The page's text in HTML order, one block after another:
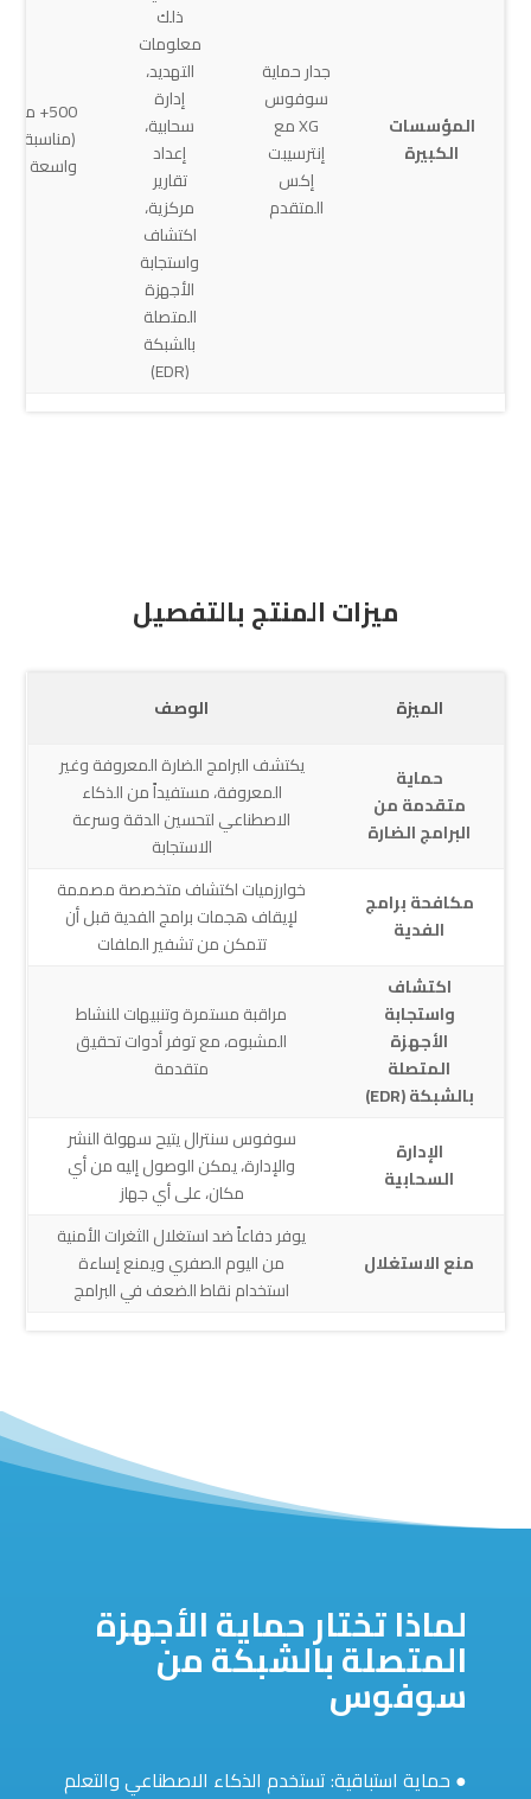
المؤسسات
الكبيرة
جدار حماية
سوفوس
XG مع
إنترسيبت
إكس
المتقدم
ذلك
معلومات
التهديد،
إدارة
سحابية،
إعداد
تقارير
مركزية،
اكتشاف
واستجابة
الأجهزة
المتصلة
بالشبكة
(EDR)
500+
(مناسبة
واسعة
ميزات المنتج بالتفصيل
الميزة الوصف
حماية
متقدمة من
البرامج الضارة
يكتشف البرامج الضارة المعروفة وغير
المعروفة، مستفيداً من الذكاء
الاصطناعي لتحسين الدقة وسرعة
الاستجابة
مكافحة برامج
الفدية
خوارزميات اكتشاف متخصصة مصممة
لإيقاف هجمات برامج الفدية قبل أن
تتمكن من تشفير الملفات
اكتشاف
واستجابة
الأجهزة
المتصلة
بالشبكة (EDR)
مراقبة مستمرة وتنبيهات للنشاط
المشبوه، مع توفر أدوات تحقيق
متقدمة
الإدارة
السحابية
سوفوس سنترال يتيح سهولة النشر
والإدارة، يمكن الوصول إليه من أي
مكان، على أي جهاز
منع الاستغلال
يوفر دفاعاً ضد استغلال الثغرات الأمنية
من اليوم الصفري ويمنع إساءة
استخدام نقاط الضعف في البرامج
لماذا تختار حماية الأجهزة
المتصلة بالشبكة من
سوفوس
● حماية استباقية: تستخدم الذكاء الاصطناعي والتعلم